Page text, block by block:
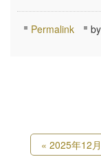
Permalink
«2025年12月